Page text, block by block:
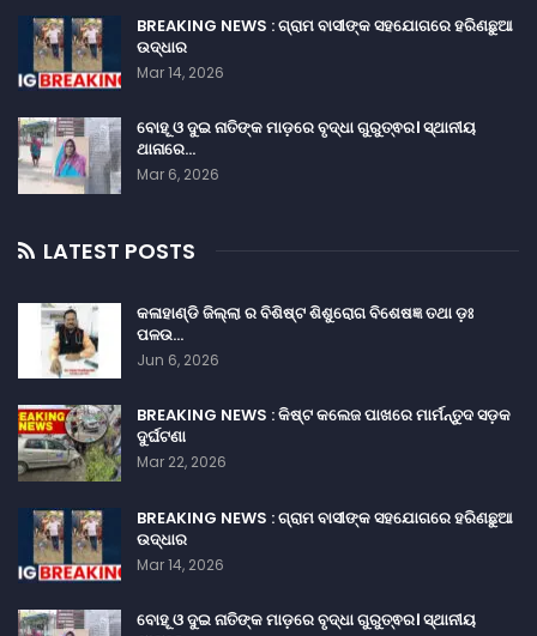
BREAKING NEWS : ଗ୍ରାମ ବାସୀଙ୍କ ସହଯୋଗରେ ହରିଣଛୁଆ
ଉଦ୍ଧାର
Mar 14, 2026
ବୋହୂ ଓ ଦୁଇ ନାତିଙ୍କ ମାଡ଼ରେ ବୃଦ୍ଧା ଗୁରୁତ୍ଵର। ସ୍ଥାନୀୟ
ଥାନାରେ…
Mar 6, 2026
LATEST POSTS
କଳାହାଣ୍ଡି ଜିଲ୍ଲା ର ବିଶିଷ୍ଟ ଶିଶୁରୋଗ ବିଶେଷଜ୍ଞ ତଥା ଡ଼ଃ
ପଳଉ…
Jun 6, 2026
BREAKING NEWS : କିଷ୍ଟ କଲେଜ ପାଖରେ ମାର୍ମନ୍ତୁଦ ସଡ଼କ
ଦୁର୍ଘଟଣା
Mar 22, 2026
BREAKING NEWS : ଗ୍ରାମ ବାସୀଙ୍କ ସହଯୋଗରେ ହରିଣଛୁଆ
ଉଦ୍ଧାର
Mar 14, 2026
ବୋହୂ ଓ ଦୁଇ ନାତିଙ୍କ ମାଡ଼ରେ ବୃଦ୍ଧା ଗୁରୁତ୍ଵର। ସ୍ଥାନୀୟ